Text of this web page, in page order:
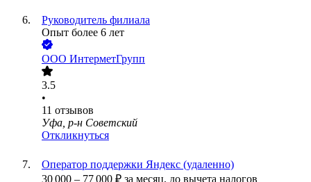
Руководитель филиала
Опыт более 6 лет
ООО ИнтерметГрупп
3.5
•
11 отзывов
Уфа, р-н Советский
Откликнуться
Оператор поддержки Яндекс (удаленно)
30 000 – 77 000 ₽ за месяц, до вычета налогов